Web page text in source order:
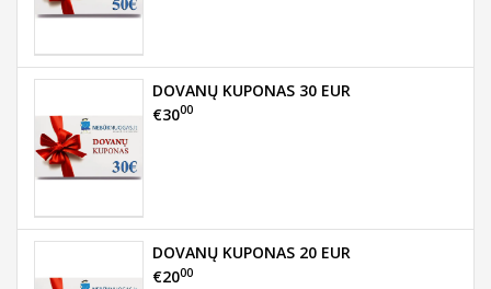
DOVANŲ KUPONAS 30 EUR
€3000
DOVANŲ KUPONAS 20 EUR
€2000